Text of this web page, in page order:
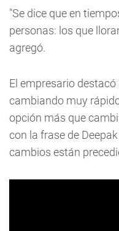
"Se dice que en
personas: los que
agregó.
El empresario
cambiando muy
opción más que
con la frase de
cambios están